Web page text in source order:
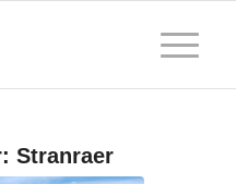
Stranraer